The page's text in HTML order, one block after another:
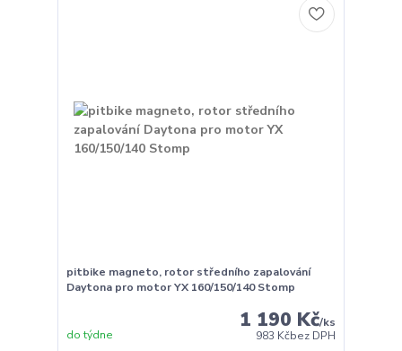
pitbike magneto, rotor středního zapalování
Daytona pro motor YX 160/150/140 Stomp
1 190 Kč/ks
983 Kčbez DPH
do týdne